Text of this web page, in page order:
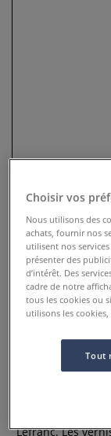
Vernis à
en
Lefranc. Les
Choisir vos
Nous utilisons des
achats, fournir nos
utilisent nos
présenter des
d’intérêt. Des
cadre de notre
tous les cookies ou
utilisons les cookies,
Tout